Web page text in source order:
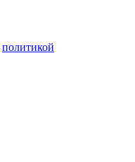
политикой